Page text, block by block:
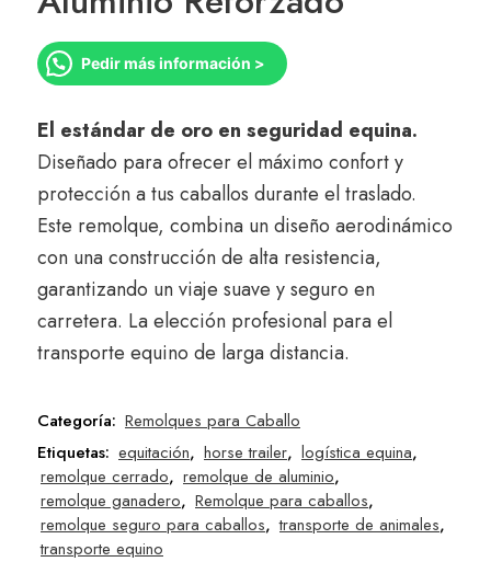
Pedir más información >
El estándar de oro en seguridad equina.
Diseñado para ofrecer el máximo confort y
protección a tus caballos durante el traslado.
Este remolque, combina un diseño aerodinámico
con una construcción de alta resistencia,
garantizando un viaje suave y seguro en
carretera. La elección profesional para el
transporte equino de larga distancia.
Categoría: Remolques para Caballo
Etiquetas: equitación, horse trailer, logística equina,
remolque cerrado, remolque de aluminio,
remolque ganadero, Remolque para caballos,
remolque seguro para caballos, transporte de animales,
transporte equino